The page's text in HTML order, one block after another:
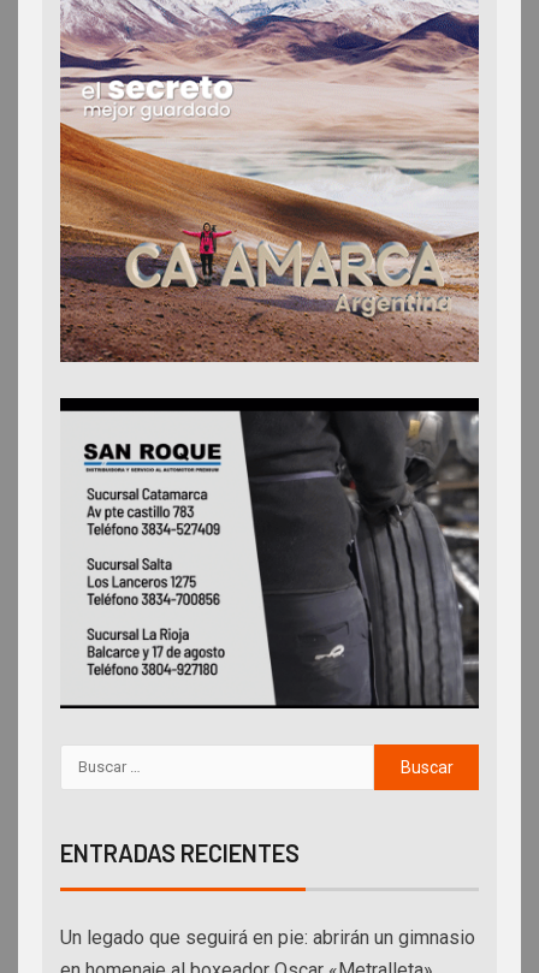
ENTRADAS RECIENTES
Un legado que seguirá en pie: abrirán un gimnasio